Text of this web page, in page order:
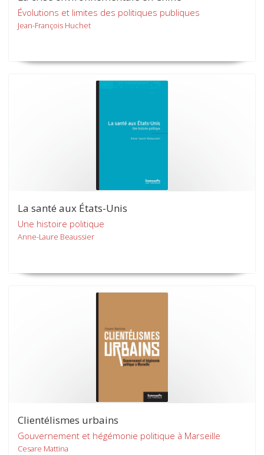
Évolutions et limites des politiques publiques
Jean-François Huchet
La santé aux États-Unis
Une histoire politique
Anne-Laure Beaussier
Clientélismes urbains
Gouvernement et hégémonie politique à Marseille
Cesare Mattina